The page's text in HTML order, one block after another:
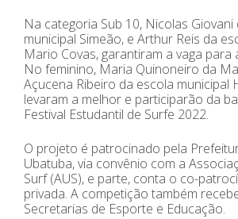
Na categoria Sub 10, Nicolas Giovani
municipal Simeão, e Arthur Reis da
Mario Covas, garantiram a vaga para
No feminino, Maria Quinoneiro da
Açucena Ribeiro da escola municipal
levaram a melhor e participarão da
Festival Estudantil de Surfe 2022.
O projeto é patrocinado pela
Ubatuba, via convênio com a
Surf (AUS), e parte, conta o co-
privada. A competição também
Secretarias de Esporte e Educação.